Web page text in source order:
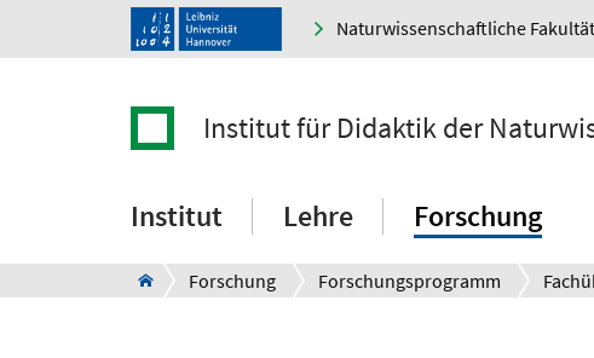
Naturwissenschaftliche Fakultät
Institut für Didaktik der
Institut Lehre Forschung
Forschung Forschungsprogramm